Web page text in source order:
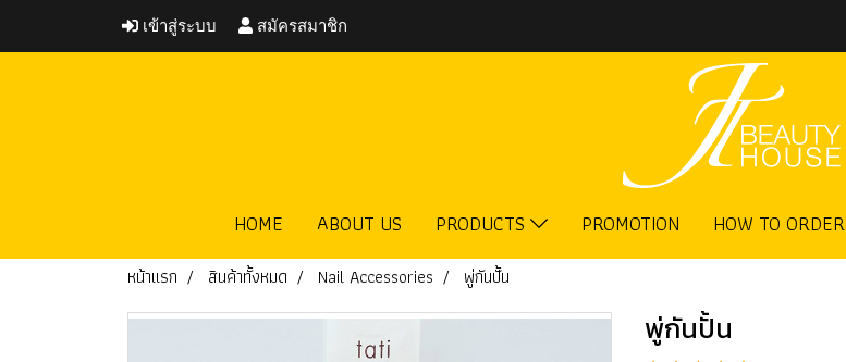
เข้าสู่ระบบ สมัครสมาชิก
HOME ABOUT US PRODUCTS PROMOTION HOW TO ORDER
หน้าแรก สินค้าทั้งหมด Nail Accessories พู่กันปั้น
พู่กันปั้น